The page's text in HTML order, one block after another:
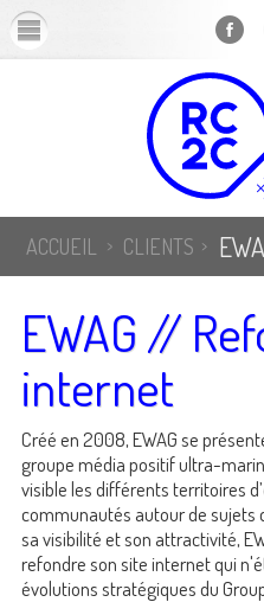
ACCUEIL CLIENTS
EWAG //
internet
Créé en 2008, EWAG se
groupe média positif ultra-
visible les différents territoires
communautés autour de sujets
sa visibilité et son attractivité,
refondre son site internet qui
évolutions stratégiques du